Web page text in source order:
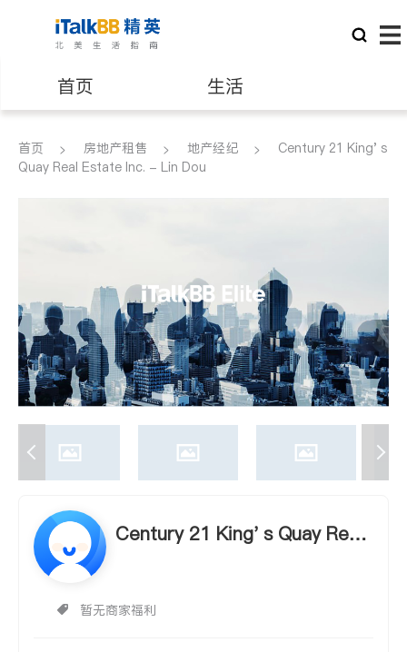
首页 生活
医生 律师
建筑装修
首页 房地产租售 地产经纪
Century 21 King' s
Quay Real Estate Inc. - Lin Dou
Century 21 King' s Quay Real
暂无商家福利